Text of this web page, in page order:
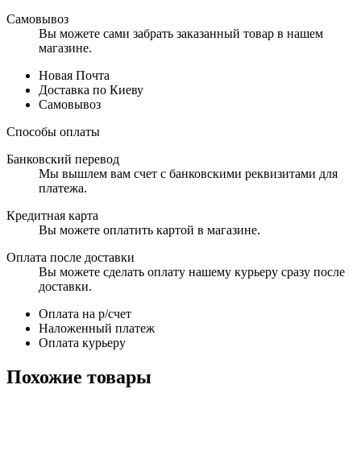
Самовывоз
Вы можете сами забрать заказанный товар в нашем
магазине.
Новая Почта
Доставка по Киеву
Самовывоз
Способы оплаты
Банковский перевод
Мы вышлем вам счет с банковскими реквизитами для
платежа.
Кредитная карта
Вы можете оплатить картой в магазине.
Оплата после доставки
Вы можете сделать оплату нашему курьеру сразу после
доставки.
Оплата на р/счет
Наложенный платеж
Оплата курьеру
Похожие товары